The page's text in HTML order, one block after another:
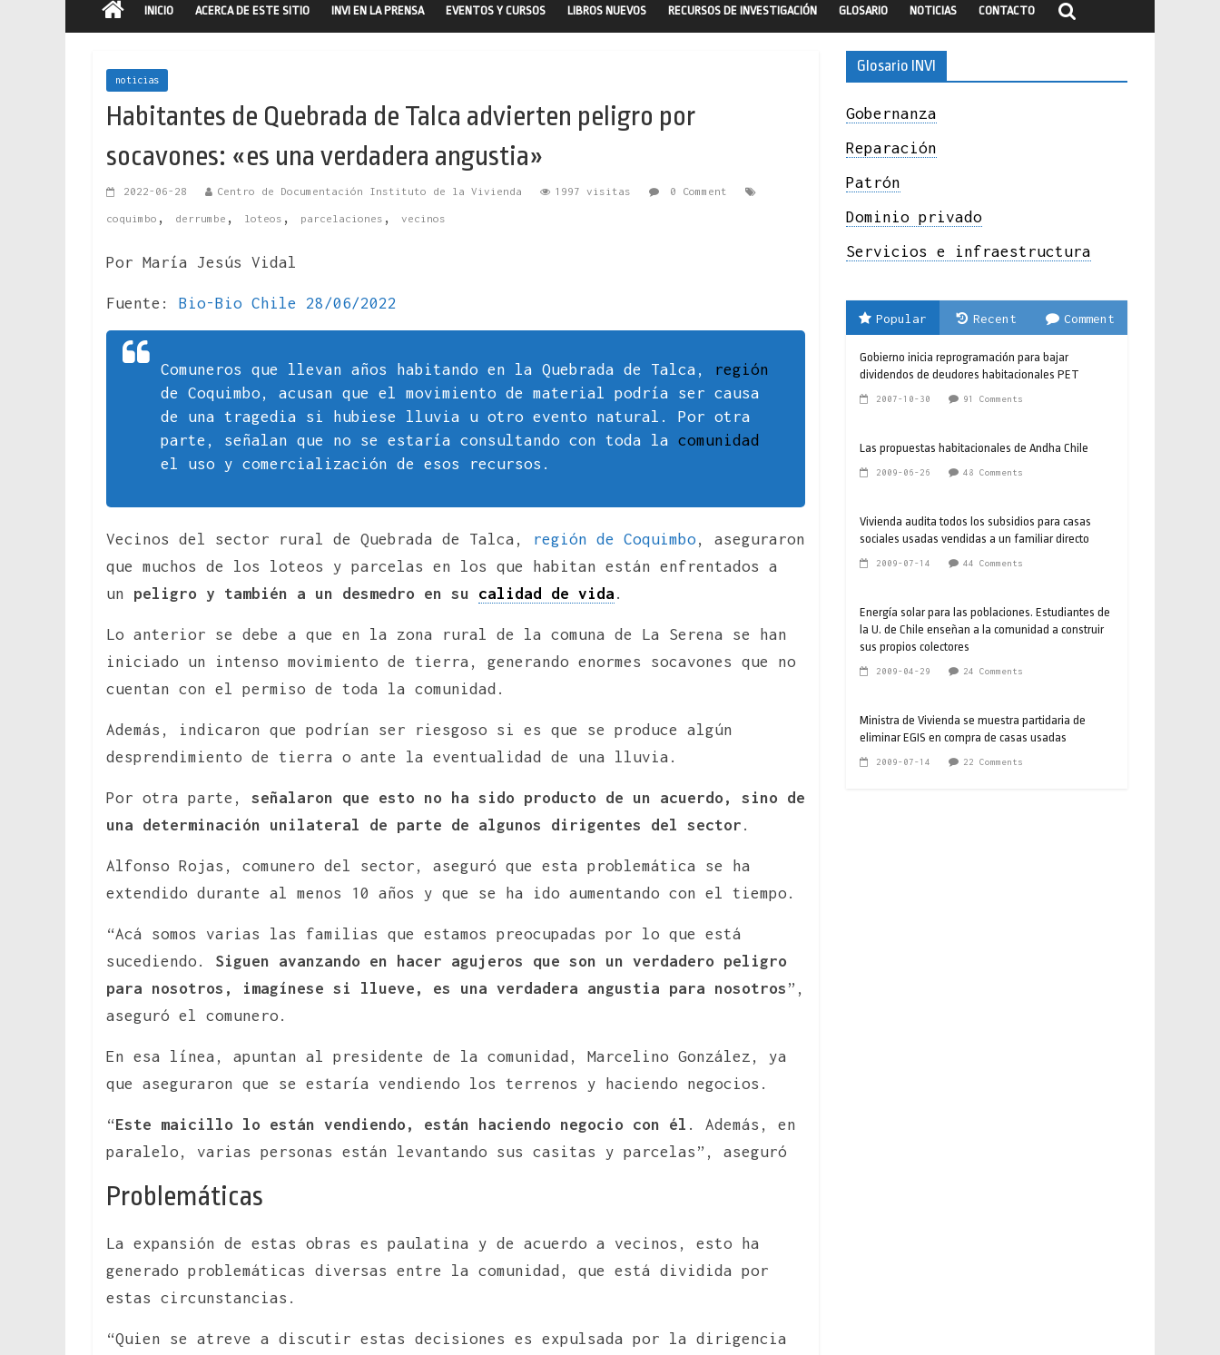
INICIO ACERCA DE ESTE SITIO INVI EN LA PRENSA EVENTOS Y CURSOS LIBROS NUEVOS RECURSOS DE INVESTIGACIÓN GLOSARIO NOTICIAS CONTACTO
noticias
Habitantes de Quebrada de Talca advierten peligro por
socavones: «es una verdadera angustia»
2022-06-28 Centro de Documentación Instituto de la Vivienda 1997 visitas 0 Comment
coquimbo , derrumbe , loteos , parcelaciones , vecinos
Por María Jesús Vidal
Fuente: Bio-Bio Chile 28/06/2022
Comuneros que llevan años habitando en la Quebrada de Talca, región
de Coquimbo, acusan que el movimiento de material podría ser causa
de una tragedia si hubiese lluvia u otro evento natural. Por otra
parte, señalan que no se estaría consultando con toda la comunidad
el uso y comercialización de esos recursos.
Vecinos del sector rural de Quebrada de Talca, región de Coquimbo , aseguraron
que muchos de los loteos y parcelas en los que habitan están enfrentados a
un peligro y también a un desmedro en su calidad de vida .
Lo anterior se debe a que en la zona rural de la comuna de La Serena se han
iniciado un intenso movimiento de tierra, generando enormes socavones que no
cuentan con el permiso de toda la comunidad.
Además, indicaron que podrían ser riesgoso si es que se produce algún
desprendimiento de tierra o ante la eventualidad de una lluvia.
Por otra parte, señalaron que esto no ha sido producto de un acuerdo, sino de
una determinación unilateral de parte de algunos dirigentes del sector .
Alfonso Rojas, comunero del sector, aseguró que esta problemática se ha
extendido durante al menos 10 años y que se ha ido aumentando con el tiempo.
“Acá somos varias las familias que estamos preocupadas por lo que está
sucediendo. Siguen avanzando en hacer agujeros que son un verdadero peligro
para nosotros, imagínese si llueve, es una verdadera angustia para nosotros ”,
aseguró el comunero.
En esa línea, apuntan al presidente de la comunidad, Marcelino González, ya
que aseguraron que se estaría vendiendo los terrenos y haciendo negocios.
“Este maicillo lo están vendiendo, están haciendo negocio con él . Además, en
paralelo, varias personas están levantando sus casitas y parcelas”, aseguró
Problemáticas
La expansión de estas obras es paulatina y de acuerdo a vecinos, esto ha
generado problemáticas diversas entre la comunidad, que está dividida por
estas circunstancias.
“Quien se atreve a discutir estas decisiones es expulsada por la dirigencia
Glosario INVI
Gobernanza
Reparación
Patrón
Dominio privado
Servicios e infraestructura
Popular Recent Comment
Gobierno inicia reprogramación para bajar
dividendos de deudores habitacionales PET
2007-10-30 91 Comments
Las propuestas habitacionales de Andha Chile
2009-06-26 48 Comments
Vivienda audita todos los subsidios para casas
sociales usadas vendidas a un familiar directo
2009-07-14 44 Comments
Energía solar para las poblaciones. Estudiantes de
la U. de Chile enseñan a la comunidad a construir
sus propios colectores
2009-04-29 24 Comments
Ministra de Vivienda se muestra partidaria de
eliminar EGIS en compra de casas usadas
2009-07-14 22 Comments